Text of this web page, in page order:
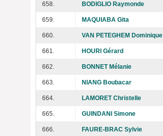
658. BODIGLIO Raymonde
659. MAQUIABA Gita
660. VAN PETEGHEM Dominique
661. HOURI Gérard
662. BONNET Mélanie
663. NIANG Boubacar
664. LAMORET Christelle
665. GUINDANI Simone
666. FAURE-BRAC Sylvie